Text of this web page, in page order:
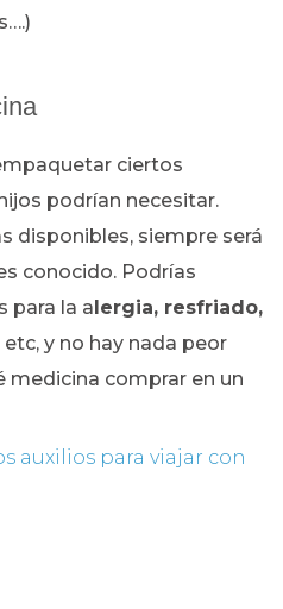
ciertos
podrían necesitar.
disponibles, siempre será
conocido. Podrías
para la alergia, resfriado,
etc, y no hay nada peor
medicina comprar en un
auxilios para viajar con